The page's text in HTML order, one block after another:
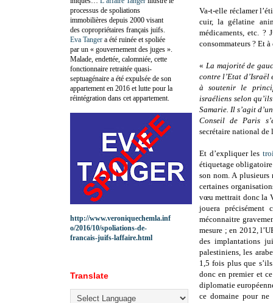
Va-t-elle réclamer
cuir, la gélatine
médicaments, etc. ?
consommateurs ? Et
« La majorité de
contre l’Etat
à soutenir le
israéliens selon
Samarie. Il s’agit
Conseil de Paris
secrétaire national de
Et d’expliquer les
étiquetage
son nom. A
certaines
vœu mettrait donc la
jouera précisément
méconnaitre
mesure ; en 2012,
des implantations
palestiniens, les
1,5 fois plus que
donc en premier et
diplomatie
ce domaine pour ne
processus de spoliations
immobilières depuis 2000 visant
des copropriétaires français juifs.
Eva Tanger a été ruinée et spoliée
par un « gouvernement des juges ».
Malade, endettée, calomniée, cette
fonctionnaire retraitée quasi-
septuagénaire a été expulsée de son
appartement en 2016 et lutte pour la
réintégration dans cet appartement.
http://www.veroniquechemla.inf
o/2016/10/spoliations-de-
francais-juifs-laffaire.html
Translate